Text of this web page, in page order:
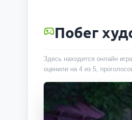
Побег
Здесь находится онлайн
оценили на 4 из 5,